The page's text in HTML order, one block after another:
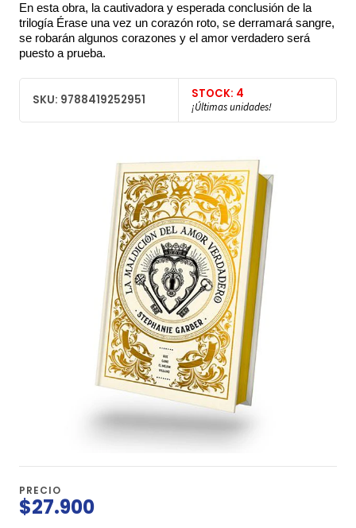
En esta obra, la cautivadora y esperada conclusión de la
trilogía Érase una vez un corazón roto, se derramará sangre,
se robarán algunos corazones y el amor verdadero será
puesto a prueba.
SKU: 9788419252951 STOCK: 4
¡Últimas unidades!
PRECIO
$27.900